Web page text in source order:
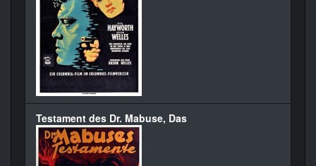
Testament des Dr. Mabuse, Das